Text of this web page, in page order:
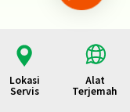
Lokasi
Servis
Alat
Terjemah